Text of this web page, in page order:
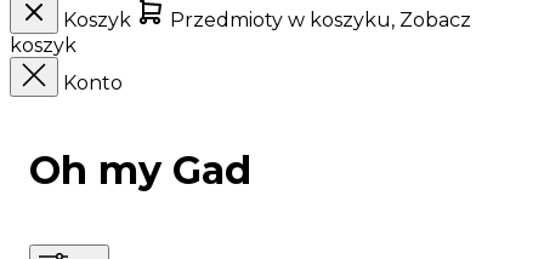
Koszyk
Przedmioty w koszyku, Zobacz
koszyk
Konto
Oh my Gad